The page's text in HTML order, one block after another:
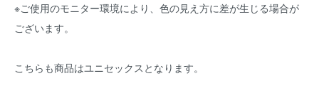
※ご使用のモニター環境により、色の見え方に差が生じる場合が
ございます。
こちらも商品はユニセックスとなります。